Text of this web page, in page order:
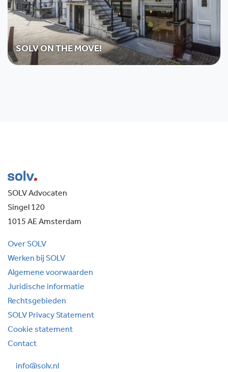
SOLV ON THE MOVE!
SOLV Advocaten
Singel 120
1015 AE Amsterdam
Over SOLV
Werken bij SOLV
Algemene voorwaarden
Juridische informatie
Rechtsgebieden
SOLV Privacy Statement
Cookie statement
Contact
info@solv.nl